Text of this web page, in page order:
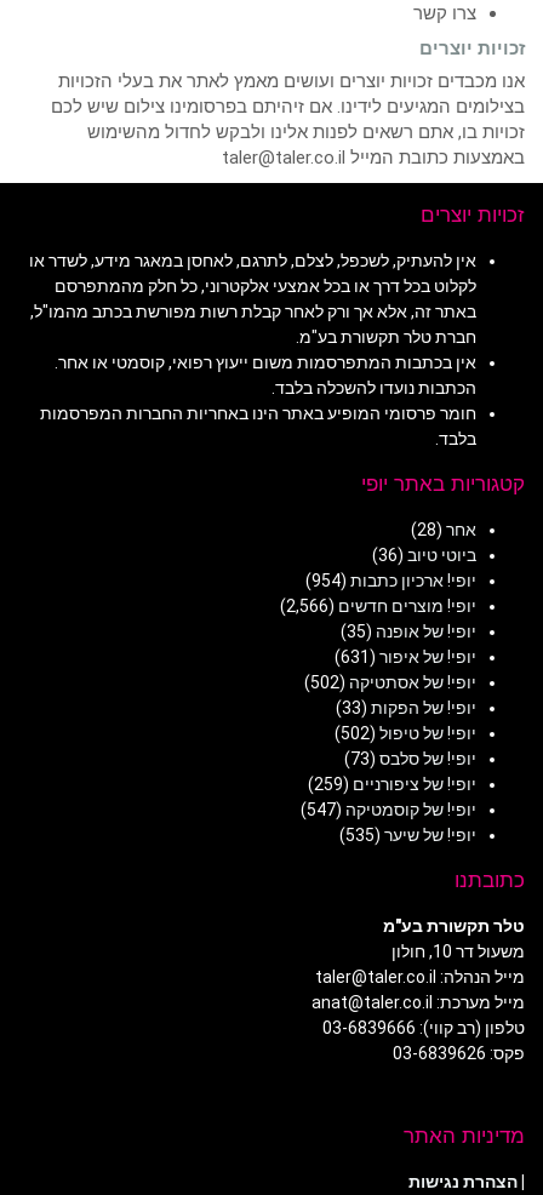
צרו קשר
זכויות יוצרים
אנו מכבדים זכויות יוצרים ועושים מאמץ לאתר את בעלי הזכויות
בצילומים המגיעים לידינו. אם זיהיתם בפרסומינו צילום שיש לכם
זכויות בו, אתם רשאים לפנות אלינו ולבקש לחדול מהשימוש
באמצעות כתובת המייל taler@taler.co.il
זכויות יוצרים
אין להעתיק, לשכפל, לצלם, לתרגם, לאחסן במאגר מידע, לשדר או
לקלוט בכל דרך או בכל אמצעי אלקטרוני, כל חלק מהמתפרסם
באתר זה, אלא אך ורק לאחר קבלת רשות מפורשת בכתב מהמו"ל,
חברת טלר תקשורת בע"מ.
אין בכתבות המתפרסמות משום ייעוץ רפואי, קוסמטי או אחר.
הכתבות נועדו להשכלה בלבד.
חומר פרסומי המופיע באתר הינו באחריות החברות המפרסמות
בלבד.
קטגוריות באתר יופי
אחר (28)
ביוטי טיוב (36)
יופי! ארכיון כתבות (954)
יופי! מוצרים חדשים (2,566)
יופי! של אופנה (35)
יופי! של איפור (631)
יופי! של אסתטיקה (502)
יופי! של הפקות (33)
יופי! של טיפול (502)
יופי! של סלבס (73)
יופי! של ציפורניים (259)
יופי! של קוסמטיקה (547)
יופי! של שיער (535)
כתובתנו
טלר תקשורת בע"מ
משעול דר 10, חולון
מייל הנהלה: taler@taler.co.il
מייל מערכת: anat@taler.co.il
טלפון (רב קווי): 03-6839666
פקס: 03-6839626
מדיניות האתר
|הצהרת נגישות